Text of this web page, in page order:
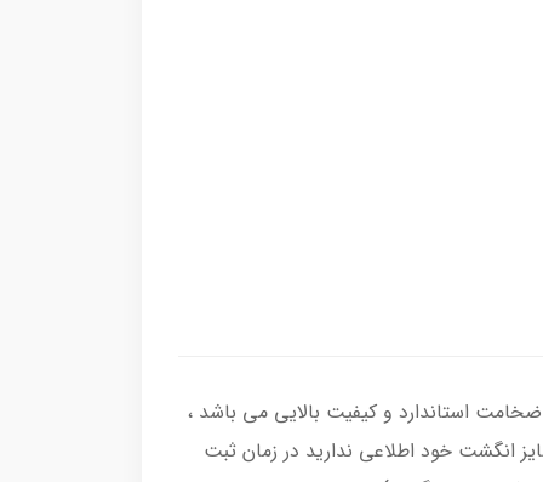
انگشتر از نقره اصل با عیار بین المللی 925 ساخته شده و دارای ضخامت استاندارد و کیفیت بالایی می‌ باشد ،
انگشت خود اطلاعی ندارید در زمان ثبت